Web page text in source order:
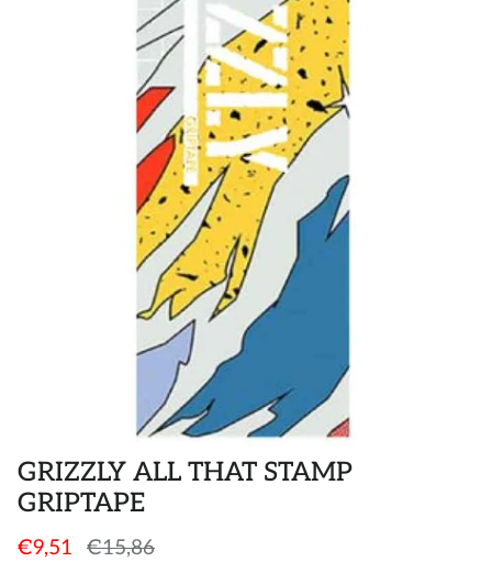
DIVERSE ACCESSORIES
GRIZZLY ALL THAT STAMP
GRIPTAPE
€9,51 €15,86